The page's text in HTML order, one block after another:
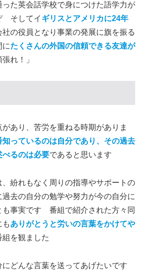
た英会話学校で身につけた語学力が
そしてイ ギリスとアメリカに24年
社の役員となり事業の発展に旗を振る
たくさんの外国の信頼できる友達が
張れ！」
あり、苦労を重ねる時期がありま
知っているのは自分であり、その過去
べるのは必要であると思います
紛れもなく周りの指導やサポートの
去の自分の勉学や努力が今の自分に
も事実です 番組で紹介された方々同
もありがとうと労いの言葉をかけてや
組を観ました
どんな言葉を送ってあげたいです